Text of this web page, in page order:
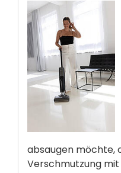
absaugen möchte,
Verschmutzung mit